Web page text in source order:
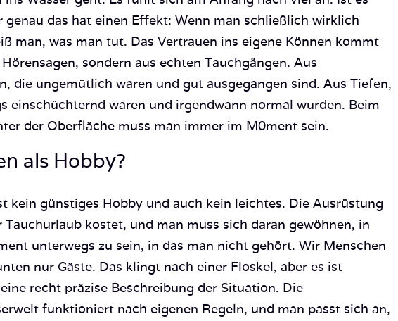
genau das hat einen Effekt: Wenn man schließlich wirklich
man, was man tut. Das Vertrauen ins eigene Können kommt
sondern aus echten Tauchgängen. Aus
die ungemütlich waren und gut ausgegangen sind. Aus Tiefen,
einschüchternd waren und irgendwann normal wurden. Beim
der Oberfläche muss man immer im M0ment sein.
als Hobby?
kein günstiges Hobby und auch kein leichtes. Die Ausrüstung
Tauchurlaub kostet, und man muss sich daran gewöhnen, in
unterwegs zu sein, in das man nicht gehört. Wir Menschen
nur Gäste. Das klingt nach einer Floskel, aber es ist
recht präzise Beschreibung der Situation. Die
funktioniert nach eigenen Regeln, und man passt sich an,